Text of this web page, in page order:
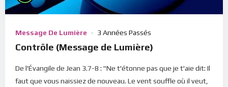
Message De Lumière 3 Années Passés
Contrôle (Message de Lumière)
De l'Évangile de Jean 3.7-8 : "Ne t'étonne pas que je t'aie dit: Il
faut que vous naissiez de nouveau. Le vent souffle où il veut,